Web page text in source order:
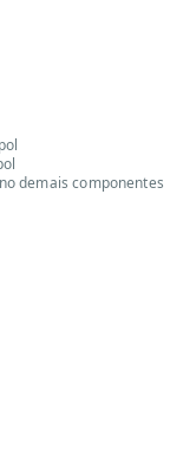
demais componentes